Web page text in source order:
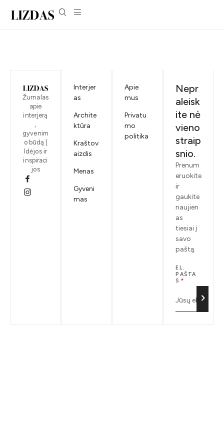
Žurnalas
apie
interjerą
gyvenim
o būdą |
Idėjos ir
inspiraci
jos
Interjer
as
Archite
ktūra
Kraštov
aizdis
Menas
Gyveni
mas
Apie
mus
Privatu
mo
politika
Nepr
aleisk
ite nė
vieno
straip
snio.
Prenum
eruokite
ir
gaukite
naujien
as
tiesiai į
savo
paštą.
EL.
PAŠTA
S